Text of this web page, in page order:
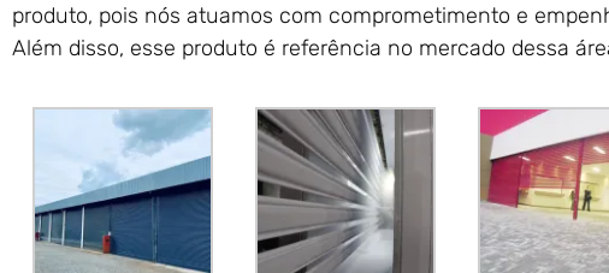
produto, pois nós atuamos com comprometimento e
Além disso, esse produto é referência no mercado dessa